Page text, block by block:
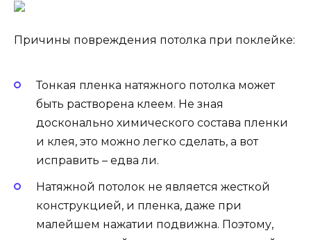
Причины повреждения потолка при поклейке:
Тонкая пленка натяжного потолка может
быть растворена клеем. Не зная
досконально химического состава пленки
и клея, это можно легко сделать, а вот
исправить – едва ли.
Натяжной потолок не является жесткой
конструкцией, и пленка, даже при
малейшем нажатии подвижна. Поэтому,